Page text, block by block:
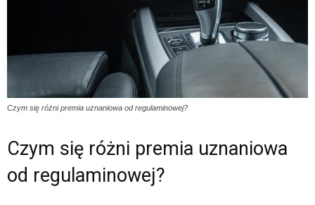
Czym się różni premia uznaniowa od regulaminowej?
Czym się różni premia uznaniowa
od regulaminowej?